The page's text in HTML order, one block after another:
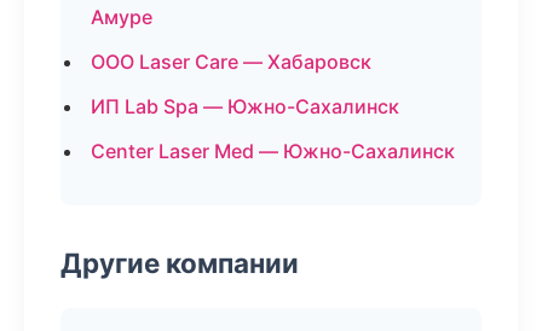
Амуре
ООО Laser Care — Хабаровск
ИП Lab Spa — Южно-Сахалинск
Center Laser Med — Южно-Сахалинск
Другие компании